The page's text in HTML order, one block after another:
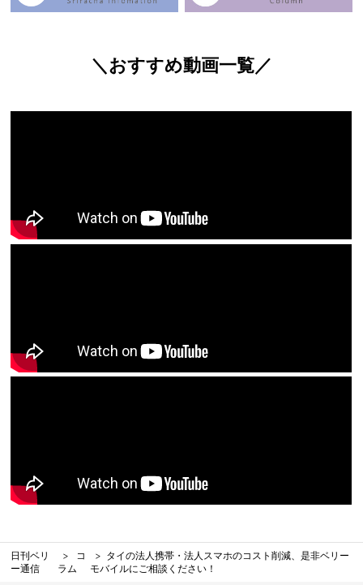
＼おすすめ動画一覧／
日刊ベリ
ー通信
コ
ラム
タイの法人携帯・法人スマホのコスト削減、是非ベリー
モバイルにご相談ください！